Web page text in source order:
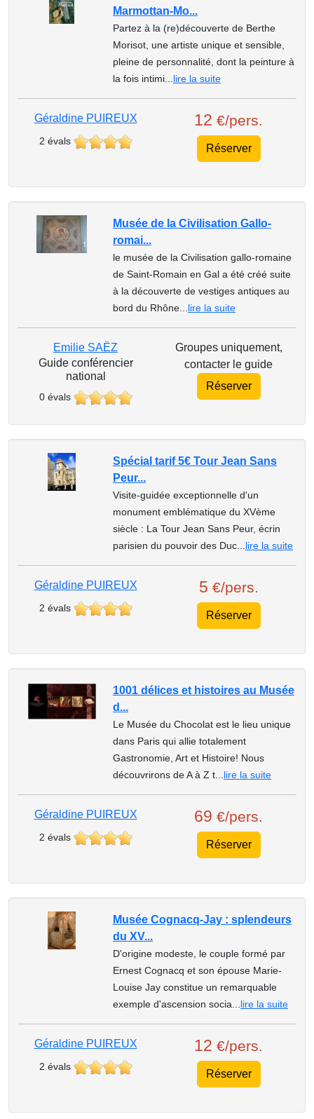
Marmottan-Mo...
Partez à la (re)découverte de Berthe
Morisot, une artiste unique et sensible,
pleine de personnalité, dont la peinture à
la fois intimi... lire la suite
Géraldine PUIREUX
2 évals
12 €/pers.
Réserver
Musée de la Civilisation Gallo-
romai...
le musée de la Civilisation gallo-romaine
de Saint-Romain en Gal a été créé suite
à la découverte de vestiges antiques au
bord du Rhône... lire la suite
Emilie SAËZ
Guide conférencier
national
0 évals
Groupes uniquement,
contacter le guide
Réserver
Spécial tarif 5€ Tour Jean Sans
Peur...
Visite-guidée exceptionnelle d'un
monument emblématique du XVème
siècle : La Tour Jean Sans Peur, écrin
parisien du pouvoir des Duc... lire la suite
Géraldine PUIREUX
2 évals
5 €/pers.
Réserver
1001 délices et histoires au Musée
d...
Le Musée du Chocolat est le lieu unique
dans Paris qui allie totalement
Gastronomie, Art et Histoire! Nous
découvrirons de A à Z t... lire la suite
Géraldine PUIREUX
2 évals
69 €/pers.
Réserver
Musée Cognacq-Jay : splendeurs
du XV...
D'origine modeste, le couple formé par
Ernest Cognacq et son épouse Marie-
Louise Jay constitue un remarquable
exemple d'ascension socia... lire la suite
Géraldine PUIREUX
2 évals
12 €/pers.
Réserver